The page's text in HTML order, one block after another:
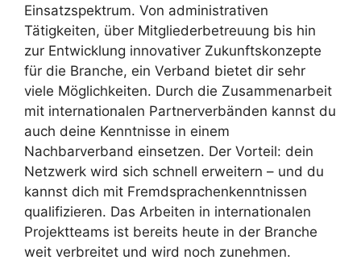
Einsatzspektrum. Von administrativen
Tätigkeiten, über Mitgliederbetreuung bis hin
zur Entwicklung innovativer Zukunftskonzepte
für die Branche, ein Verband bietet dir sehr
viele Möglichkeiten. Durch die Zusammenarbeit
mit internationalen Partnerverbänden kannst du
auch deine Kenntnisse in einem
Nachbarverband einsetzen. Der Vorteil: dein
Netzwerk wird sich schnell erweitern – und du
kannst dich mit Fremdsprachenkenntnissen
qualifizieren. Das Arbeiten in internationalen
Projektteams ist bereits heute in der Branche
weit verbreitet und wird noch zunehmen.